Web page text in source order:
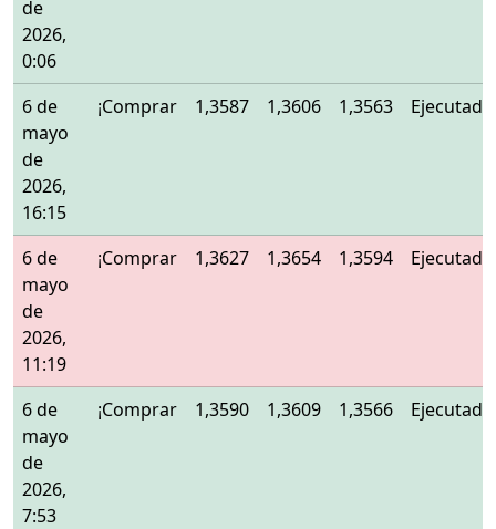
de
2026,
0:06
6 de
mayo
de
2026,
16:15
¡Comprar 1,3587 1,3606 1,3563 Ejecutado
6 de
mayo
de
2026,
11:19
¡Comprar 1,3627 1,3654 1,3594 Ejecutado
6 de
mayo
de
2026,
7:53
¡Comprar 1,3590 1,3609 1,3566 Ejecutado